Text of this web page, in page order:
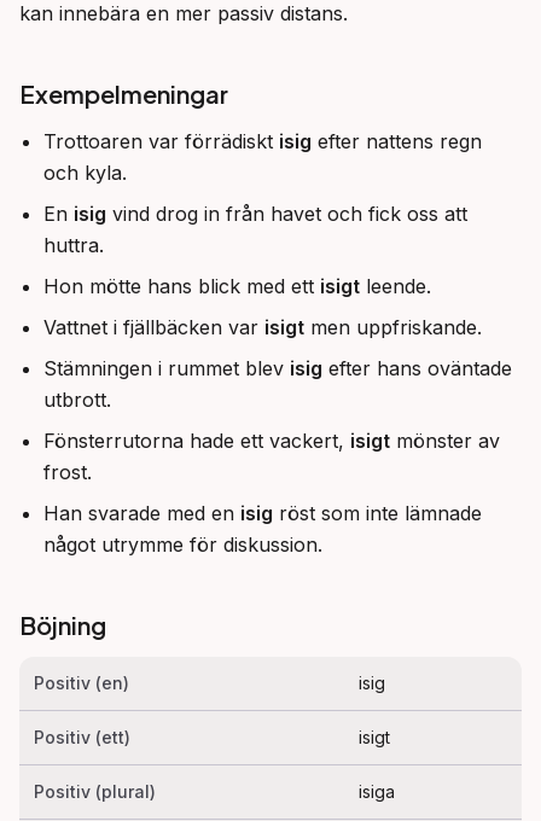
kan innebära en mer passiv distans.
Exempelmeningar
Trottoaren var förrädiskt isig efter nattens regn
och kyla.
En isig vind drog in från havet och fick oss att
huttra.
Hon mötte hans blick med ett isigt leende.
Vattnet i fjällbäcken var isigt men uppfriskande.
Stämningen i rummet blev isig efter hans oväntade
utbrott.
Fönsterrutorna hade ett vackert, isigt mönster av
frost.
Han svarade med en isig röst som inte lämnade
något utrymme för diskussion.
Böjning
Positiv (en) isig
Positiv (ett) isigt
Positiv (plural) isiga